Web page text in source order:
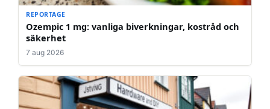
REPORTAGE
Ozempic 1 mg: vanliga biverkningar, kostråd och
säkerhet
7 aug 2026